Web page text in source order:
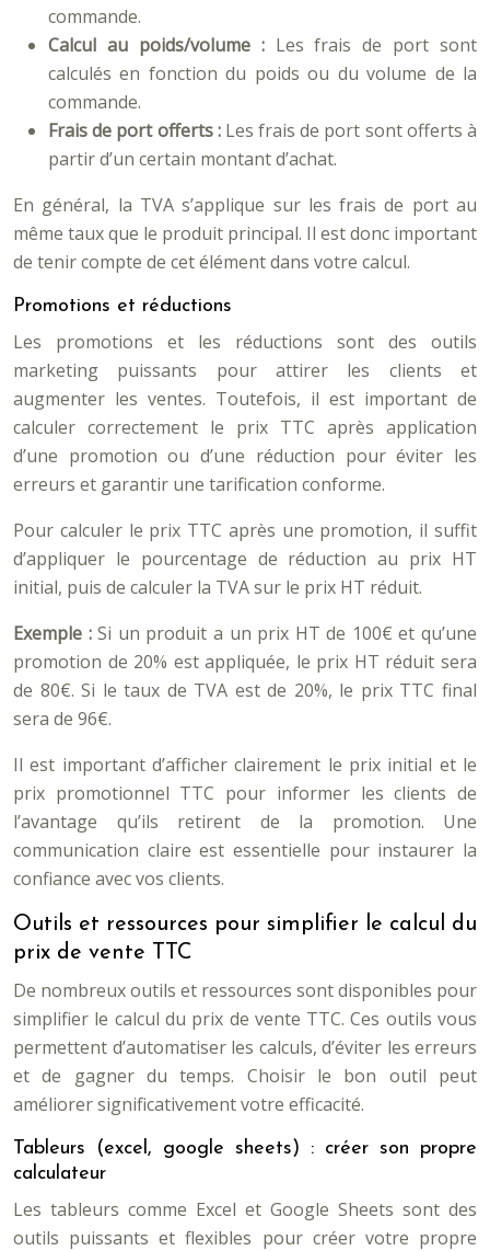
commande.
Calcul au poids/volume : Les frais de port sont
calculés en fonction du poids ou du volume de la
commande.
Frais de port offerts : Les frais de port sont offerts à
partir d’un certain montant d’achat.
En général, la TVA s’applique sur les frais de port au
même taux que le produit principal. Il est donc important
de tenir compte de cet élément dans votre calcul.
Promotions et réductions
Les promotions et les réductions sont des outils
marketing puissants pour attirer les clients et
augmenter les ventes. Toutefois, il est important de
calculer correctement le prix TTC après application
d’une promotion ou d’une réduction pour éviter les
erreurs et garantir une tarification conforme.
Pour calculer le prix TTC après une promotion, il suffit
d’appliquer le pourcentage de réduction au prix HT
initial, puis de calculer la TVA sur le prix HT réduit.
Exemple :Si un produit a un prix HT de 100€ et qu’une
promotion de 20% est appliquée, le prix HT réduit sera
de 80€. Si le taux de TVA est de 20%, le prix TTC final
sera de 96€.
Il est important d’afficher clairement le prix initial et le
prix promotionnel TTC pour informer les clients de
l’avantage qu’ils retirent de la promotion. Une
communication claire est essentielle pour instaurer la
confiance avec vos clients.
Outils et ressources pour simplifier le calcul du
prix de vente TTC
De nombreux outils et ressources sont disponibles pour
simplifier le calcul du prix de vente TTC. Ces outils vous
permettent d’automatiser les calculs, d’éviter les erreurs
et de gagner du temps. Choisir le bon outil peut
améliorer significativement votre efficacité.
Tableurs (excel, google sheets) : créer son propre
calculateur
Les tableurs comme Excel et Google Sheets sont des
outils puissants et flexibles pour créer votre propre